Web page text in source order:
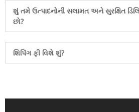
શું તમે ઉત્પાદનોની સલામત અને સુરક્ષિત
છો?
શિપિંગ ફી વિશે શું?